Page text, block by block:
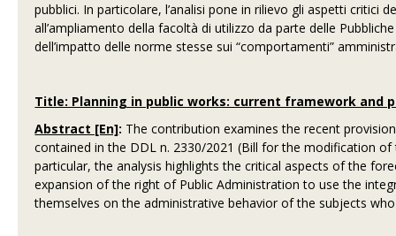
pubblici. In particolare, l’analisi pone in rilievo gli aspetti critici
all’ampliamento della facoltà di utilizzo da parte delle
dell’impatto delle norme stesse sui “comportamenti”
Title: Planning in public works: current framework and
Abstract [En]: The contribution examines the recent
contained in the DDL n. 2330/2021 (Bill for the modification
particular, the analysis highlights the critical aspects of the
expansion of the right of Public Administration to use the
themselves on the administrative behavior of the subjects